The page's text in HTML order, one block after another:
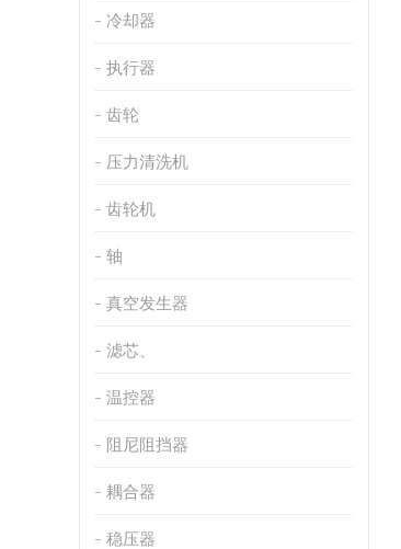
冷却器
执行器
齿轮
压力清洗机
齿轮机
轴
真空发生器
滤芯、
温控器
阻尼阻挡器
耦合器
稳压器